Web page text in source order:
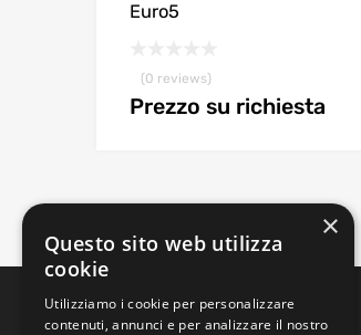
Euro5
(0 reviews)
Prezzo su richiesta
×
Questo sito web utilizza
cookie
Utilizziamo i cookie per personalizzare
contenuti, annunci e per analizzare il nostro